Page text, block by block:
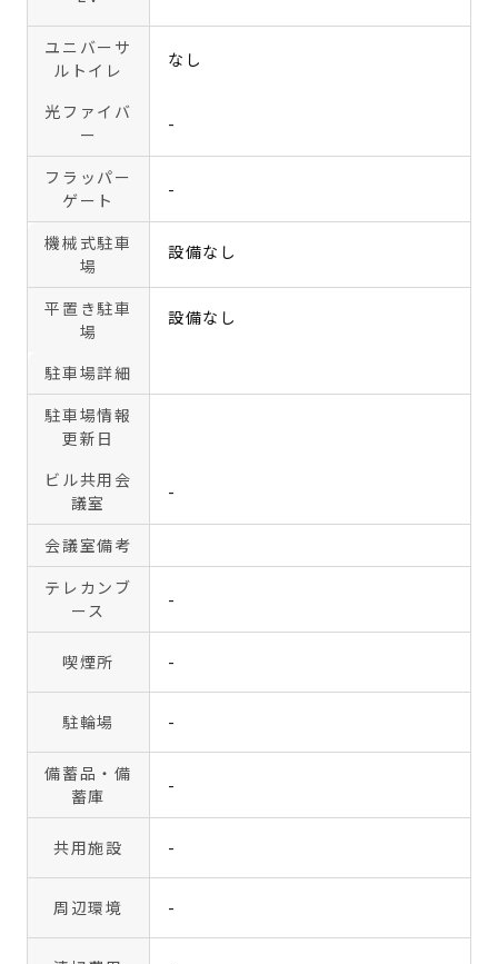
ユニバーサ
ルトイレ
なし
光ファイバ
ー
-
フラッパー
ゲート
-
機械式駐車
場
設備なし
平置き駐車
場
設備なし
駐車場詳細
駐車場情報
更新日
ビル共用会
議室
-
会議室備考
テレカンブ
ース
-
喫煙所 -
駐輪場 -
備蓄品・備
蓄庫
-
共用施設 -
周辺環境 -